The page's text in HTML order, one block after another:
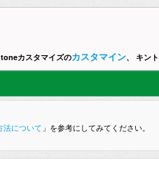
カスタマイズのカスタマイン、 キン
法について 」を参考にしてみてください。